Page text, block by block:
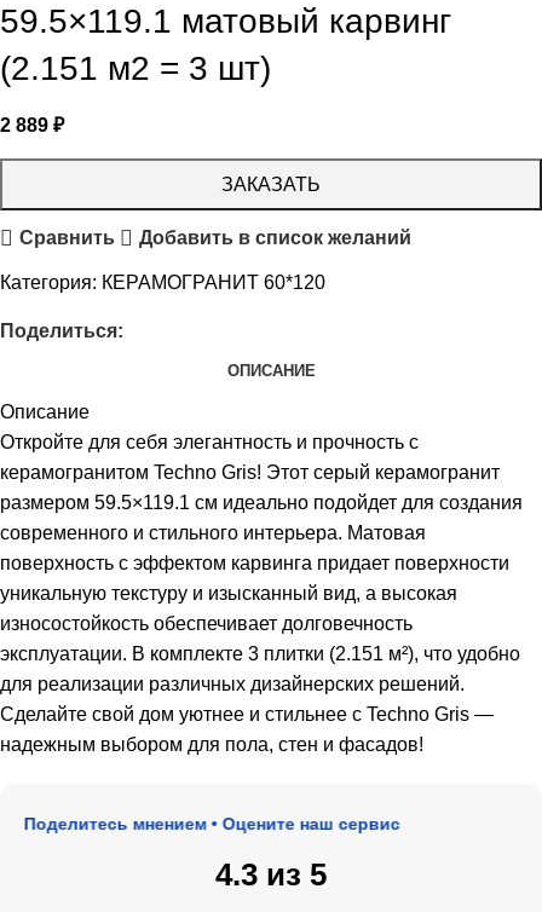
59.5×119.1 матовый карвинг
(2.151 м2 = 3 шт)
2 889 ₽
ЗАКАЗАТЬ
Сравнить Добавить в список желаний
Категория: КЕРАМОГРАНИТ 60*120
Поделиться:
ОПИСАНИЕ
Описание
Откройте для себя элегантность и прочность с
керамогранитом Techno Gris! Этот серый керамогранит
размером 59.5×119.1 см идеально подойдет для создания
современного и стильного интерьера. Матовая
поверхность с эффектом карвинга придает поверхности
уникальную текстуру и изысканный вид, а высокая
износостойкость обеспечивает долговечность
эксплуатации. В комплекте 3 плитки (2.151 м²), что удобно
для реализации различных дизайнерских решений.
Сделайте свой дом уютнее и стильнее с Techno Gris —
надежным выбором для пола, стен и фасадов!
мнением • Оцените наш сервис
4.3 из 5